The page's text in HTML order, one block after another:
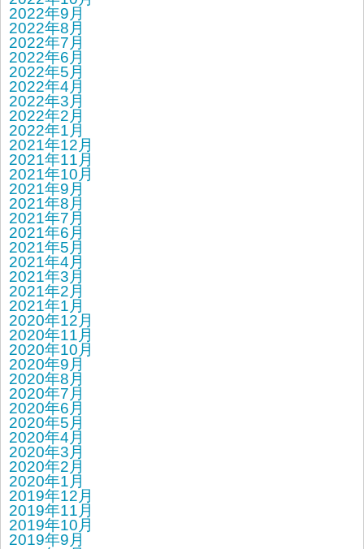
2022年9月
2022年8月
2022年7月
2022年6月
2022年5月
2022年4月
2022年3月
2022年2月
2022年1月
2021年12月
2021年11月
2021年10月
2021年9月
2021年8月
2021年7月
2021年6月
2021年5月
2021年4月
2021年3月
2021年2月
2021年1月
2020年12月
2020年11月
2020年10月
2020年9月
2020年8月
2020年7月
2020年6月
2020年5月
2020年4月
2020年3月
2020年2月
2020年1月
2019年12月
2019年11月
2019年10月
2019年9月